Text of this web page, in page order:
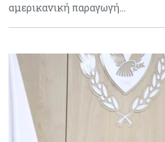
αμερικανική παραγωγή…